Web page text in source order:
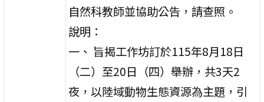
自然科教師並協助公告，請查照。
說明：
一、 旨揭工作坊訂於115年8月18日
（二）至20日（四）舉辦，共3天2
夜，以陸域動物生態資源為主題，引